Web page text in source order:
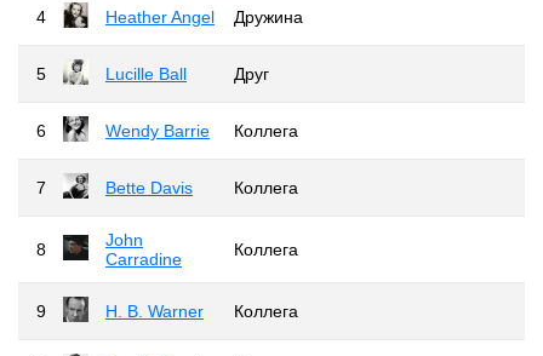
4 Heather Angel Дружина
5 Lucille Ball Друг
6 Wendy Barrie Коллега
7 Bette Davis Коллега
8
John
Carradine
Коллега
9 H. B. Warner Коллега